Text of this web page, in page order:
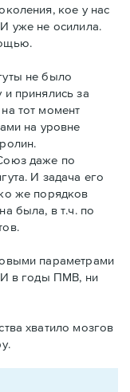
кое у нас
уже не осилила.
не было
принялись за
тот момент
на уровне
даже по
И задача его
же порядков
была, в т.ч. по
параметрами
в годы ПМВ, ни
хватило мозгов